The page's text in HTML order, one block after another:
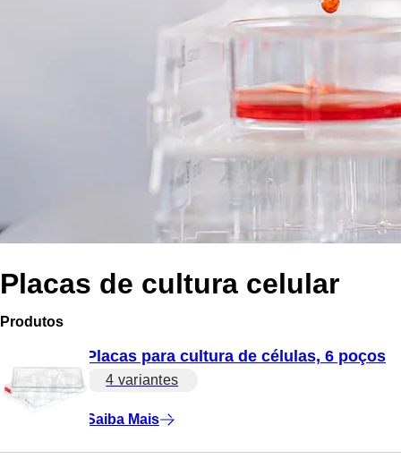
Placas de cultura celular
Produtos
Placas para cultura de células, 6 poços
4 variantes
Saiba Mais